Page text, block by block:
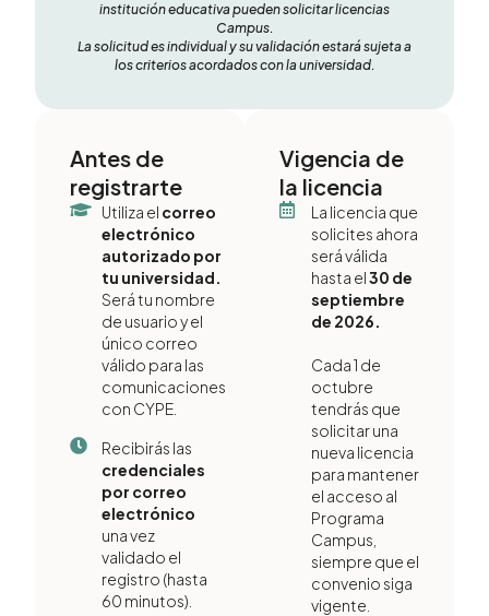
institución educativa pueden solicitar licencias
Campus.
La solicitud es individual y su validación estará sujeta a
los criterios acordados con la universidad.
Antes de
registrarte
Utiliza el correo
electrónico
autorizado por
tu universidad.
Será tu nombre
de usuario y el
único correo
válido para las
comunicaciones
con CYPE.
Recibirás las
credenciales
por correo
electrónico
una vez
validado el
registro (hasta
60 minutos).
Vigencia de
la licencia
La licencia que
solicites ahora
será válida
hasta el30 de
septiembre
de 2026.
Cada 1 de
octubre
tendrás que
solicitar una
nueva licencia
para mantener
el acceso al
Programa
Campus,
siempre que el
convenio siga
vigente.